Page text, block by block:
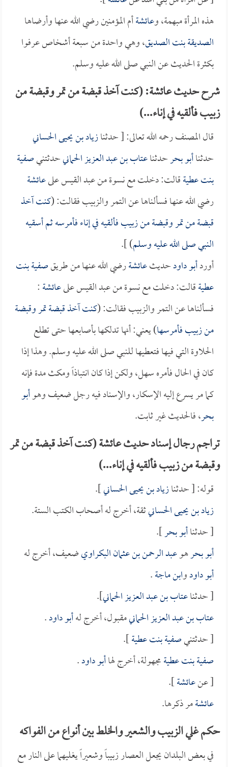
هذه المرأة مبهمة، وعائشةأم المؤمنين رضي الله عنها وأرضاها
الصديقة بنت الصديق، وهي واحدة من سبعة أشخاص عرفوا
بكثرة الحديث عن النبي صلى الله عليه وسلم.
شرح حديث عائشة: (كنت آخذ قبضة من تمر وقبضة من
زبيب فألقيه في إناء...)
قال المصنف رحمه الله تعالى: [ حدثنازياد بن يحيى الحساني
حدثناأبو بحرحدثناعتاب بن عبد العزيز الحمانيحدثتنيصفية
بنت عطيةقالت: دخلت مع نسوة من عبد القيس علىعائشة
رضي الله عنها فسألناها عن التمر والزبيب فقالت: (كنت آخذ
قبضة من تمر وقبضة من زبيب فألقيه في إناء فأمرسه ثم أسقيه
النبي صلى الله عليه وسلم) ].
أوردأبو داودحديثعائشةرضي الله عنها من طريقصفية بنت
عطيةقالت: دخلت مع نسوة من عبد القيس علىعائشة:
فسألناها عن التمر والزبيب فقالت: (كنت آخذ قبضة تمر وقبضة
من زبيب فأمرسها) يعني: أنها تدلكها بأصابعها حتى تطلع
الحلاوة التي فيها فتعطيها للنبي صلى الله عليه وسلم. وهذا إذا
كان في الحال فأمره سهل، ولكن إذا كان انتباذاً ومكث مدة فإنه
كما مر يسرع إليه الإسكار، والإسناد فيه رجل ضعيف وهوأبو
بحر، فالحديث غير ثابت.
تراجم رجال إسناد حديث عائشة (كنت آخذ قبضة من تمر
وقبضة من زبيب فألقيه في إناء...)
قوله: [ حدثنازياد بن يحيى الحساني].
زياد بن يحيى الحسانيثقة، أخرج له أصحاب الكتب الستة.
[ حدثناأبو بحر].
أبو بحرهوعبد الرحمن بن عثمان البكراويضعيف، أخرج له
أبو داودوابن ماجة.
[ حدثناعتاب بن عبد العزيز الحماني].
عتاب بن عبد العزيز الحمانيمقبول، أخرج لهأبو داود.
[ حدثتنيصفية بنت عطية].
صفية بنت عطيةمجهولة، أخرج لهاأبو داود.
[ عنعائشة].
عائشةمر ذكرها.
حكم غلي الزبيب والشعير والخلط بين أنواع من الفواكه
في بعض البلدان يجعل العصار زبيباً وشعيراً يغليهما على النار مع